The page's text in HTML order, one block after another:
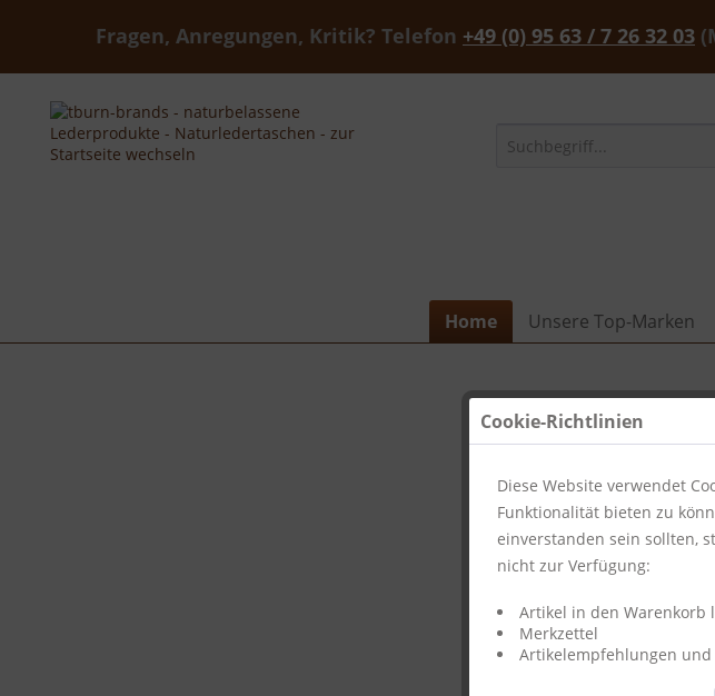
Fragen, Anregungen, Kritik? Telefon +49 (0) 95 63 / 7 26 32 03
Home Unsere Top-Marken
Cookie-Richtlinien
Diese Website verwendet
Funktionalität bieten zu
einverstanden sein sollten,
nicht zur Verfügung:
Artikel in den Warenkorb
Merkzettel
Artikelempfehlungen